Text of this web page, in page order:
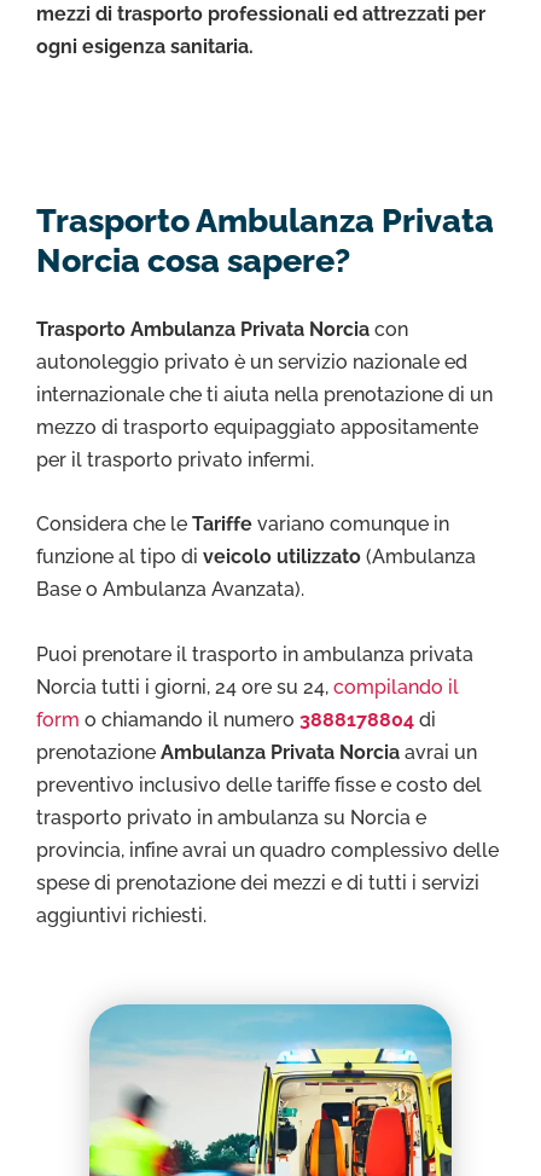
mezzi di trasporto professionali ed attrezzati per
ogni esigenza sanitaria.
Trasporto Ambulanza Privata
Norcia cosa sapere?
Trasporto Ambulanza Privata Norcia con
autonoleggio privato è un servizio nazionale ed
internazionale che ti aiuta nella prenotazione di un
mezzo di trasporto equipaggiato appositamente
per il trasporto privato infermi.
Considera che le Tariffe variano comunque in
funzione al tipo di veicolo utilizzato (Ambulanza
Base o Ambulanza Avanzata).
Puoi prenotare il trasporto in ambulanza privata
Norcia tutti i giorni, 24 ore su 24, compilando il
form o chiamando il numero 3888178804 di
prenotazione Ambulanza Privata Norcia avrai un
preventivo inclusivo delle tariffe fisse e costo del
trasporto privato in ambulanza su Norcia e
provincia, infine avrai un quadro complessivo delle
spese di prenotazione dei mezzi e di tutti i servizi
aggiuntivi richiesti.